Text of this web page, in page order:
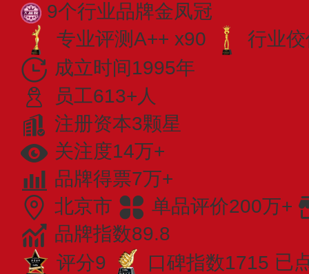
9个行业品牌金凤冠
专业​评测A++ x90
行业
成立时间1995年
员工613+人
注册资本3颗星
关注度14万+
品牌得票7万+
北京市
单品评价200万+
品牌指数89.8
评分9
口碑指数1715 已